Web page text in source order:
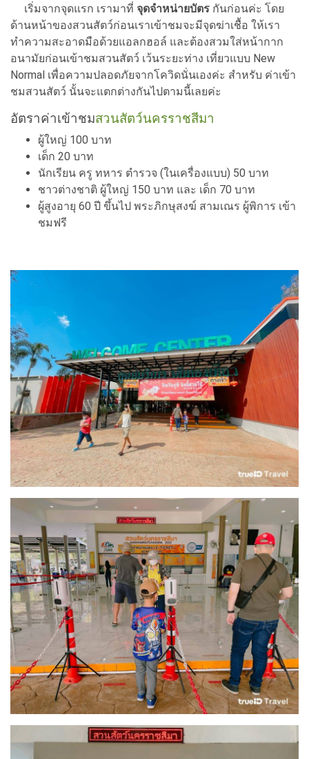
เริ่มจากจุดแรก เรามาที่ จุดจำหน่ายบัตร กันก่อนค่ะ โดย
ด้านหน้าของสวนสัตว์ก่อนเราเข้าชมจะมีจุดฆ่าเชื้อ ให้เรา
ทำความสะอาดมือด้วยแอลกฮอล์ และต้องสวมใส่หน้ากาก
อนามัยก่อนเข้าชมสวนสัตว์ เว้นระยะท่าง เที่ยวแบบ New
Normal เพื่อความปลอดภัยจากโควิดนั่นเองค่ะ สำหรับ ค่าเข้า
ชมสวนสัตว์ นั้นจะแตกต่างกันไปตามนี้เลยค่ะ
อัตราค่าเข้าชมสวนสัตว์นครราชสีมา
ผู้ใหญ่ 100 บาท
เด็ก 20 บาท
นักเรียน ครู ทหาร ตำรวจ (ในเครื่องแบบ) 50 บาท
ชาวต่างชาติ ผู้ใหญ่ 150 บาท และ เด็ก 70 บาท
ผู้สูงอายุ 60 ปี ขึ้นไป พระภิกษุสงฆ์ สามเณร ผู้พิการ เข้า
ชมฟรี